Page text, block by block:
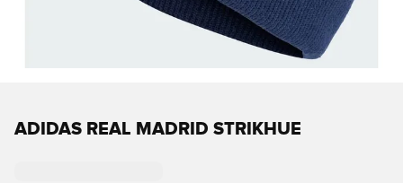
ADIDAS REAL MADRID STRIKHUE